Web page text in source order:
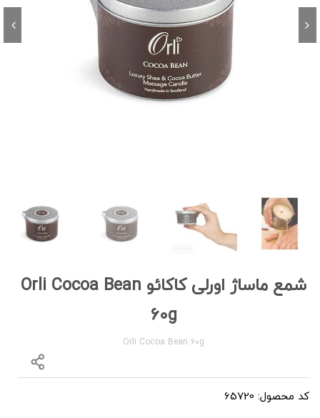
شمع ماساژ اورلی کاکائو Orli Cocoa Bean
60g
Orli Cocoa Bean 60g
کد محصول: 65720